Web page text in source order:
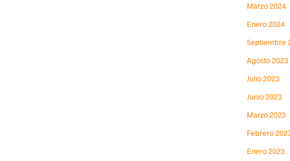
Marzo 2024
Enero 2024
Septiembre
Agosto 2023
Julio 2023
Junio 2023
Marzo 2023
Febrero
Enero 2023